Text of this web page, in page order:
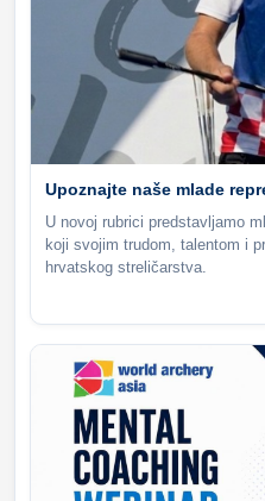
Upoznajte naše mlade
U novoj rubrici predstavljamo
koji svojim trudom, talentom i
hrvatskog streličarstva.